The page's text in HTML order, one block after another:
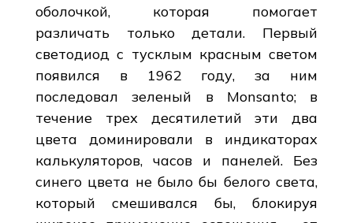
оболочкой, которая помогает
различать только детали. Первый
светодиод с тусклым красным светом
появился в 1962 году, за ним
последовал зеленый в Monsanto; в
течение трех десятилетий эти два
цвета доминировали в индикаторах
калькуляторов, часов и панелей. Без
синего цвета не было бы белого света,
который смешивался бы, блокируя